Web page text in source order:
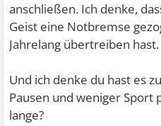
anschließen. Ich denke,
Geist eine Notbremse
Jahrelang übertreiben hast.
Und ich denke du hast es
Pausen und weniger Sport
lange?